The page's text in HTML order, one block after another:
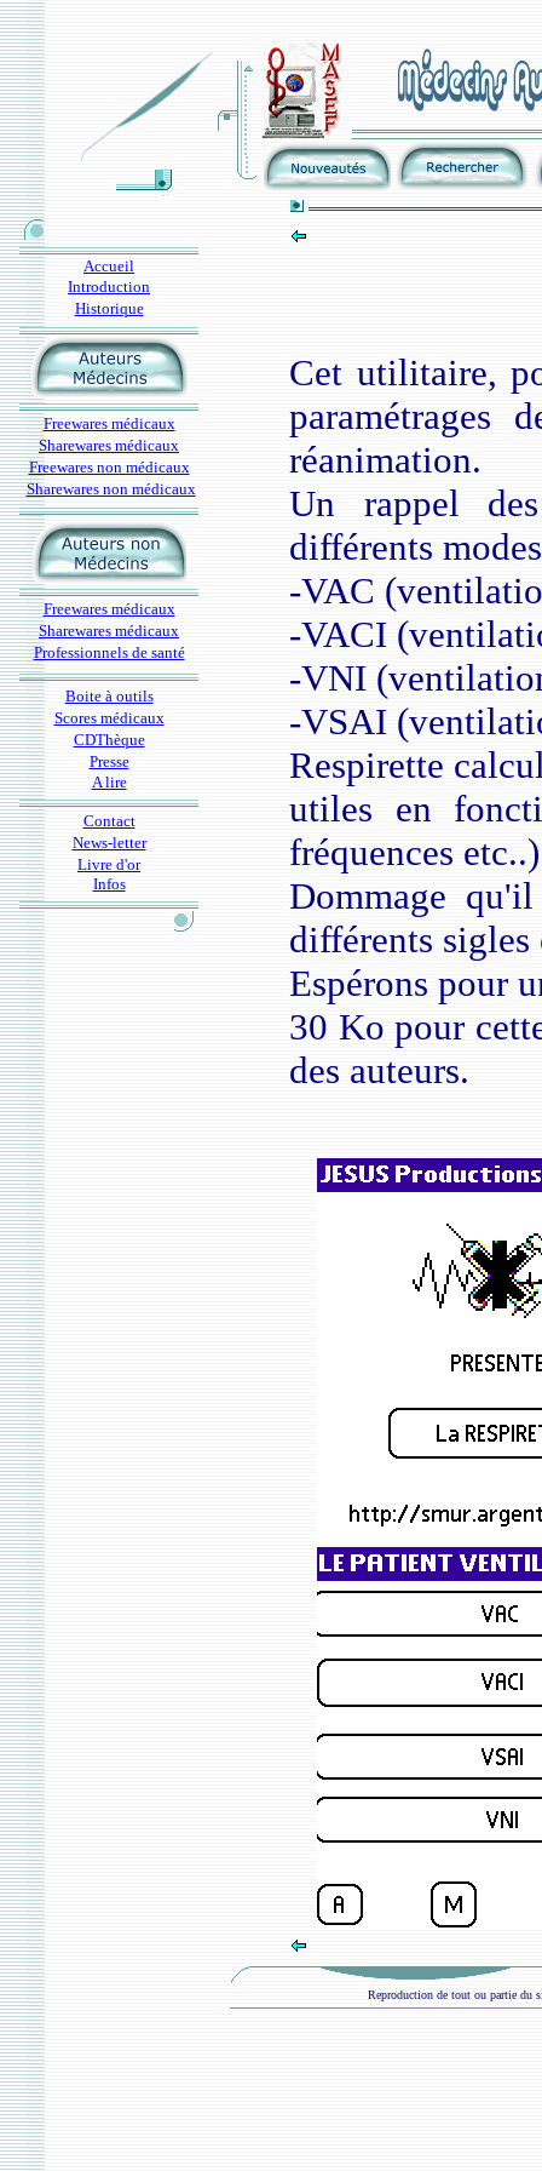
Accueil
Introduction
Historique
Freewares médicaux
Sharewares médicaux
Freewares non médicaux
Sharewares non médicaux
Freewares médicaux
Sharewares médicaux
Professionnels de santé
Boite à outils
Scores médicaux
CDThèque
Presse
A lire
Contact
News-letter
Livre d'or
Infos
Cet utilitaire,
paramétrages
réanimation.
Un rappel
différents
-VAC
-VACI
-VNI
-VSAI
Respirette
utiles en
fréquences
Dommage
différents sigles
Espérons pour
30 Ko pour
des auteurs.
Reproduction de tout ou partie du